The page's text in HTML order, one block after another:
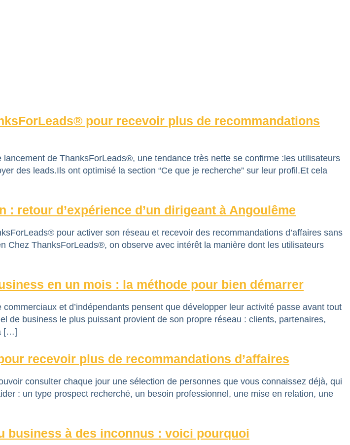
pour recevoir plus de recommandations
de ThanksForLeads®, une tendance très nette se confirme :les utilisateurs
des leads.Ils ont optimisé la section “Ce que je recherche” sur leur profil.Et cela
retour d’expérience d’un dirigeant à Angoulême
pour activer son réseau et recevoir des recommandations d’affaires sans
Chez ThanksForLeads®, on observe avec intérêt la manière dont les utilisateurs
en un mois : la méthode pour bien démarrer
et d’indépendants pensent que développer leur activité passe avant tout
de business le plus puissant provient de son propre réseau : clients, partenaires,
[…]
recevoir plus de recommandations d’affaires
consulter chaque jour une sélection de personnes que vous connaissez déjà, qui
: un type prospect recherché, un besoin professionnel, une mise en relation, une
business à des inconnus : voici pourquoi